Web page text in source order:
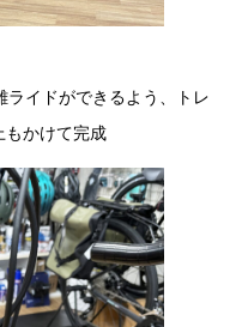
ライドができるよう、トレ
もかけて完成